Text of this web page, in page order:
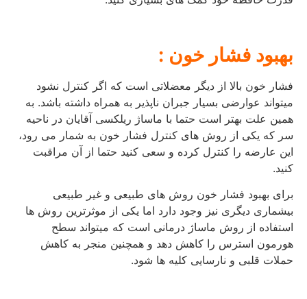
بهبود فشار خون :
فشار خون بالا از دیگر معضلاتی است که اگر کنترل نشود
میتواند عوارضی بسیار جبران ناپذیر به همراه داشته باشد. به
همین علت بهتر است حتما با ماساژ ریلکسی آقایان در ناحیه
سر که یکی از روش های کنترل فشار خون به شمار می رود،
این عارضه را کنترل کرده و سعی کنید حتما از آن مراقبت
کنید.
برای بهبود فشار خون روش های طبیعی و غیر طبیعی
بیشماری دیگری نیز وجود دارد اما یکی از موثرترین روش ها
استفاده از روش ماساژ درمانی است که میتواند سطح
هورمون استرس را کاهش دهد و همچنین منجر به کاهش
حملات قلبی و نارسایی کلیه ها شود.